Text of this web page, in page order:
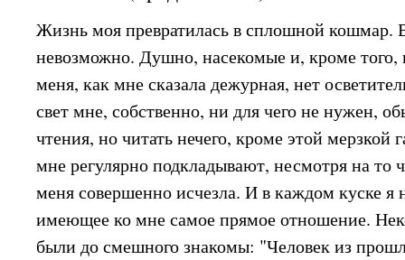
Жизнь моя превратилась в сплошной кошмар.
невозможно. Душно, насекомые и, кроме того,
меня, как мне сказала дежурная, нет
свет мне, собственно, ни для чего не нужен,
чтения, но читать нечего, кроме этой мерзкой
мне регулярно подкладывают, несмотря на то
меня совершенно исчезла. И в каждом куске я
имеющее ко мне самое прямое отношение.
были до смешного знакомы: "Человек из